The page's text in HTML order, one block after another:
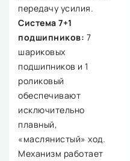
передачу усилия.
Система 7+1
подшипников: 7
шариковых
подшипников и 1
роликовый
обеспечивают
исключительно
плавный,
«маслянистый» ход.
Механизм работает